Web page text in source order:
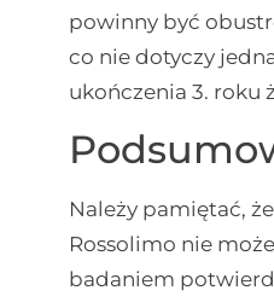
powinny być
co nie dotyczy
ukończenia 3. roku
Należy pamiętać,
Rossolimo nie
badaniem